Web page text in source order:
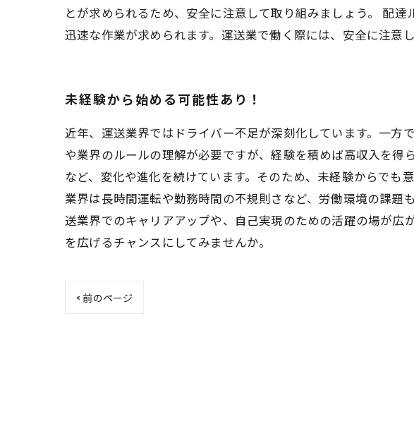
とが求められるため、安全に注意して取り組みましょう。 配
迅速な作業が求められます。運送業で働く際には、安全に注意
未経験から始める可能性あり！
近年、運送業界ではドライバー不足が深刻化しています。一方
や業界のルールの理解が必要ですが、経験を積めば高収入を
など、変化や進化を続けています。そのため、未経験からで
業界は長時間運転や勤務時間の不規則さなど、労働環境の課題
送業界でのキャリアアップや、自己実現のための活躍の場が広
を広げるチャンスにしてみませんか。
< 前のページ